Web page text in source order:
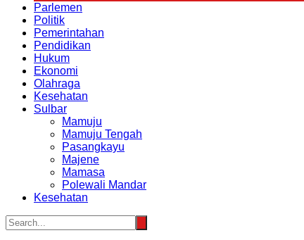
Parlemen
Politik
Pemerintahan
Pendidikan
Hukum
Ekonomi
Olahraga
Kesehatan
Sulbar
Mamuju
Mamuju Tengah
Pasangkayu
Majene
Mamasa
Polewali Mandar
Kesehatan